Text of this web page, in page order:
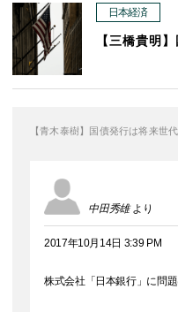
日本経済
【三橋貴明
【青木泰樹】国債発行は将来世
中田秀雄 より
2017年10月14日 3:39 PM
株式会社「日本銀行」に問